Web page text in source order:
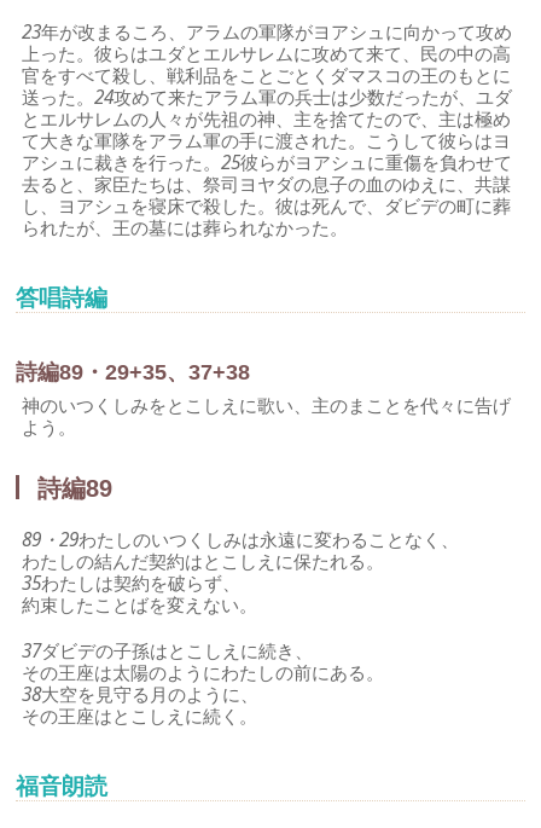
23年が改まるころ、アラムの軍隊がヨアシュに向かって攻め
上った。彼らはユダとエルサレムに攻めて来て、民の中の高
官をすべて殺し、戦利品をことごとくダマスコの王のもとに
送った。24攻めて来たアラム軍の兵士は少数だったが、ユダ
とエルサレムの人々が先祖の神、主を捨てたので、主は極め
て大きな軍隊をアラム軍の手に渡された。こうして彼らはヨ
アシュに裁きを行った。25彼らがヨアシュに重傷を負わせて
去ると、家臣たちは、祭司ヨヤダの息子の血のゆえに、共謀
し、ヨアシュを寝床で殺した。彼は死んで、ダビデの町に葬
られたが、王の墓には葬られなかった。
答唱詩編
詩編89・29+35、37+38
神のいつくしみをとこしえに歌い、主のまことを代々に告げ
よう。
詩編89
89・29わたしのいつくしみは永遠に変わることなく、
わたしの結んだ契約はとこしえに保たれる。
35わたしは契約を破らず、
約束したことばを変えない。
37ダビデの子孫はとこしえに続き、
その王座は太陽のようにわたしの前にある。
38大空を見守る月のように、
その王座はとこしえに続く。
福音朗読